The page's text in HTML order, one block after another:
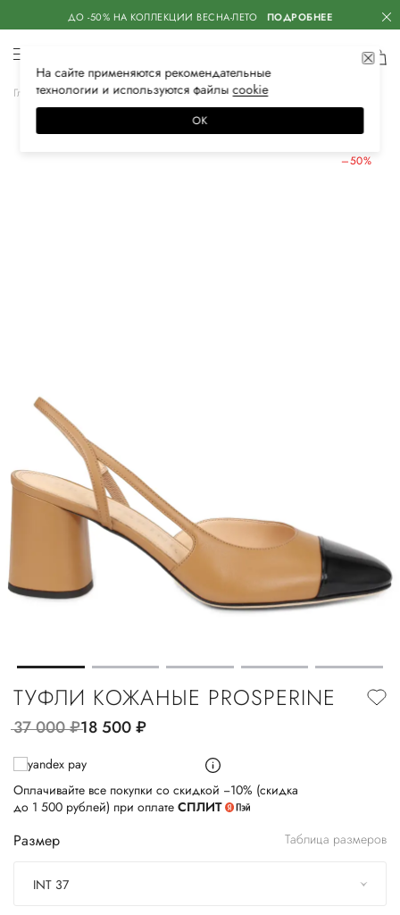
ДО -50% НА КОЛЛЕКЦИИ ВЕСНА-ЛЕТО ПОДРОБНЕЕ
Главная Женская Обувь Туфли
–50%
ТУФЛИ КОЖАНЫЕ PROSPERINE
37 000руб.18 500руб.
Оплачивайте все покупки со скидкой −10% (скидка
до 1 500 рублей) при оплате СПЛИТ
Размер Таблица размеров
INT 37
На сайте применяются рекомендательные
технологии и используются файлысооkiе
ОК